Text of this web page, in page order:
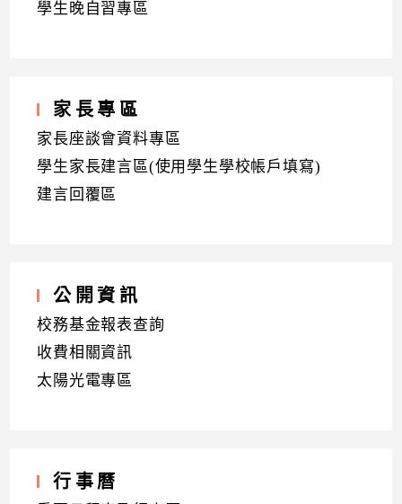
學生晚自習專區
家長專區
家長座談會資料專區
學生家長建言區(使用學生學校帳戶填寫)
建言回覆區
公開資訊
校務基金報表查詢
收費相關資訊
太陽光電專區
行事曆